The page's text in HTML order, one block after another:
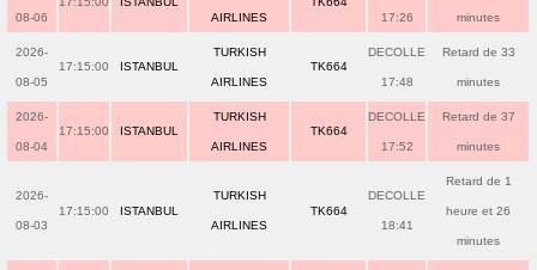
08-06 AIRLINES 17:26 minutes
2026-
08-05
17:15:00 ISTANBUL
TURKISH
AIRLINES
TK664
DECOLLE
17:48
Retard de 33
minutes
2026-
08-04
17:15:00 ISTANBUL
TURKISH
AIRLINES
TK664
DECOLLE
17:52
Retard de 37
minutes
2026-
08-03
17:15:00 ISTANBUL
TURKISH
AIRLINES
TK664
DECOLLE
18:41
Retard de 1
heure et 26
minutes